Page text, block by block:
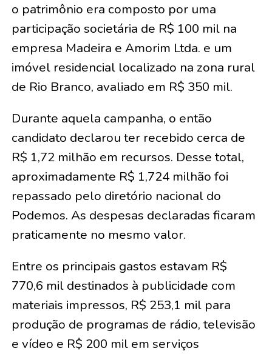
o patrimônio era composto por uma
participação societária de R$ 100 mil na
empresa Madeira e Amorim Ltda. e um
imóvel residencial localizado na zona rural
de Rio Branco, avaliado em R$ 350 mil.
Durante aquela campanha, o então
candidato declarou ter recebido cerca de
R$ 1,72 milhão em recursos. Desse total,
aproximadamente R$ 1,724 milhão foi
repassado pelo diretório nacional do
Podemos. As despesas declaradas ficaram
praticamente no mesmo valor.
Entre os principais gastos estavam R$
770,6 mil destinados à publicidade com
materiais impressos, R$ 253,1 mil para
produção de programas de rádio, televisão
e vídeo e R$ 200 mil em serviços